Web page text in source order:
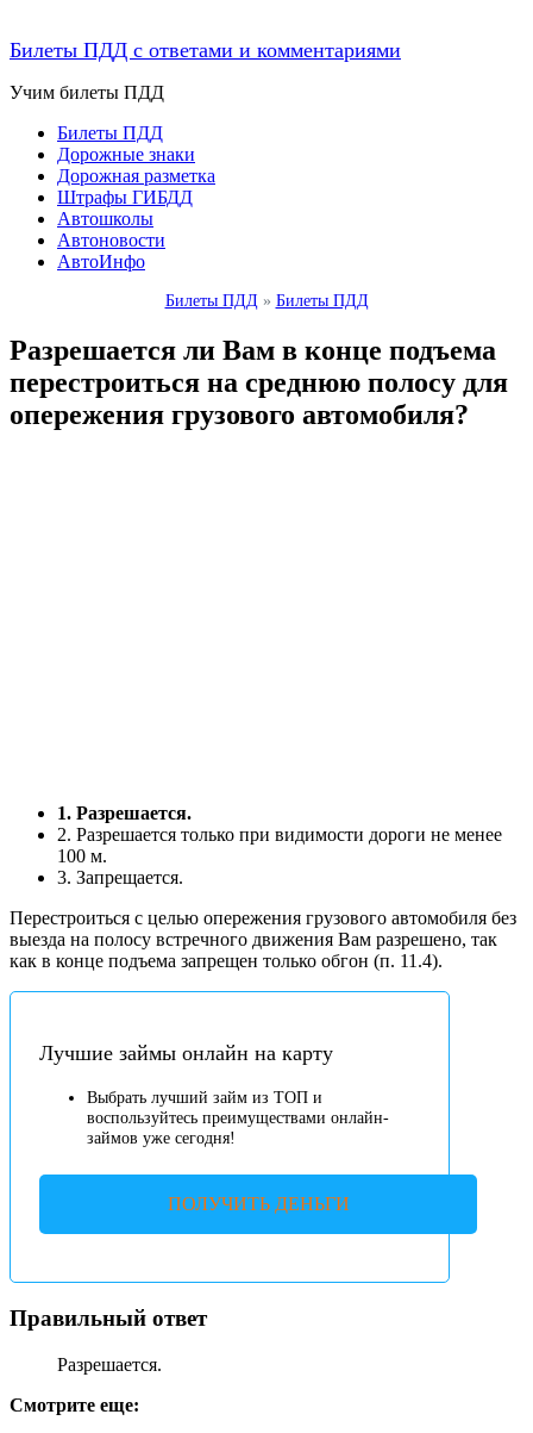
Билеты ПДД с ответами и комментариями
Учим билеты ПДД
Билеты ПДД
Дорожные знаки
Дорожная разметка
Штрафы ГИБДД
Автошколы
Автоновости
АвтоИнфо
Билеты ПДД » Билеты ПДД
Разрешается ли Вам в конце подъема
перестроиться на среднюю полосу для
опережения грузового автомобиля?
1. Разрешается.
2. Разрешается только при видимости дороги не менее
100 м.
3. Запрещается.
Перестроиться с целью опережения грузового автомобиля без
выезда на полосу встречного движения Вам разрешено, так
как в конце подъема запрещен только обгон (п. 11.4).
Лучшие займы онлайн на карту
Выбрать лучший займ из ТОП и
воспользуйтесь преимуществами онлайн-
займов уже сегодня!
ПОЛУЧИТЬ ДЕНЬГИ
Правильный ответ
Разрешается.
Смотрите еще: